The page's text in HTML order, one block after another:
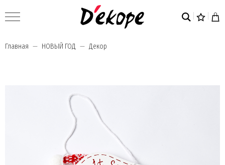
Главная НОВЫЙ ГОД Декор